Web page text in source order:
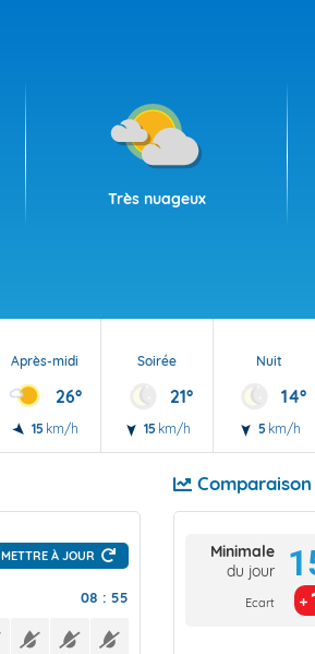
Très nuageux
Après-midi
26°
15 km/h
Soirée
21°
15 km/h
Nuit
14°
5 km/h
METTRE À JOUR
08 : 55
Minimale
du jour
Ecart